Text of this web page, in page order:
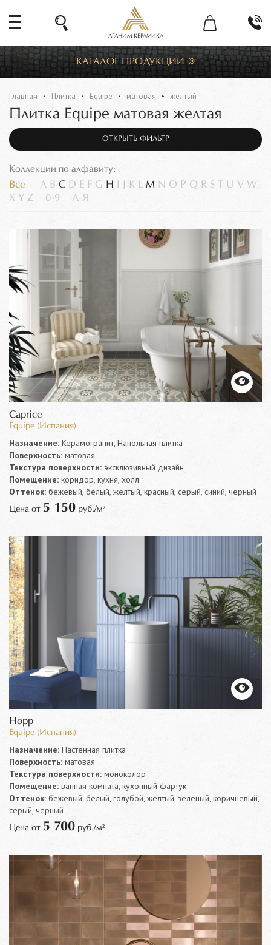
АГАНИМ КЕРАМИКА
КАТАЛОГ ПРОДУКЦИИ
Главная Плитка Equipe матовая желтый
Плитка Equipe матовая желтая
ОТКРЫТЬ ФИЛЬТР
Коллекции по алфавиту:
Все A B C D E F G H K L M N O P Q R S U V W
X Y Z 0-9 А-Я
Caprice
Equipe (Испания)
Назначение: Керамогранит, Напольная плитка
Поверхность: матовая
Текстура поверхности: эксклюзивный дизайн
Помещение: коридор, кухня, холл
Оттенок: бежевый, белый, желтый, красный, серый, синий, черный
Цена от 5 150 руб./м²
Hopp
Equipe (Испания)
Назначение: Настенная плитка
Поверхность: матовая
Текстура поверхности: моноколор
Помещение: ванная комната, кухонный фартук
Оттенок: бежевый, белый, голубой, желтый, зеленый, коричневый,
серый, черный
Цена от 5 700 руб./м²